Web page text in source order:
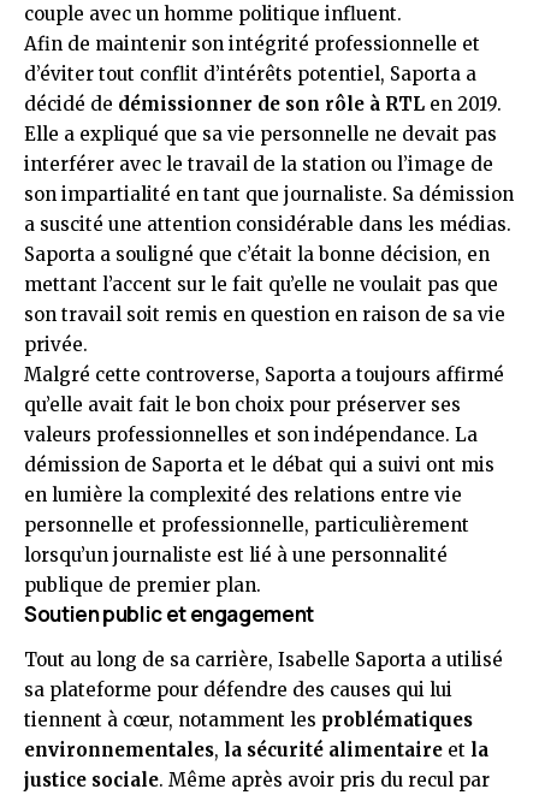
couple avec un homme politique influent.
Afin de maintenir son intégrité professionnelle et
d’éviter tout conflit d’intérêts potentiel, Saporta a
décidé de démissionner de son rôle à RTL en 2019.
Elle a expliqué que sa vie personnelle ne devait pas
interférer avec le travail de la station ou l’image de
son impartialité en tant que journaliste. Sa démission
a suscité une attention considérable dans les médias.
Saporta a souligné que c’était la bonne décision, en
mettant l’accent sur le fait qu’elle ne voulait pas que
son travail soit remis en question en raison de sa vie
privée.
Malgré cette controverse, Saporta a toujours affirmé
qu’elle avait fait le bon choix pour préserver ses
valeurs professionnelles et son indépendance. La
démission de Saporta et le débat qui a suivi ont mis
en lumière la complexité des relations entre vie
personnelle et professionnelle, particulièrement
lorsqu’un journaliste est lié à une personnalité
publique de premier plan.
Soutien public et engagement
Tout au long de sa carrière, Isabelle Saporta a utilisé
sa plateforme pour défendre des causes qui lui
tiennent à cœur, notamment les problématiques
environnementales, la sécurité alimentaire et la
justice sociale. Même après avoir pris du recul par